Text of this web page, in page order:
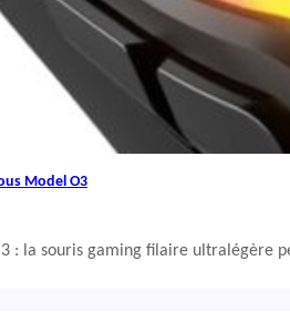
Model O3
: la souris gaming filaire ultralégère